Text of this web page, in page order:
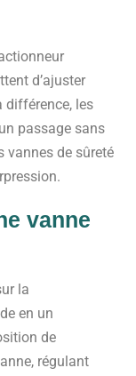
d’ajuster
différence, les
passage sans
vannes de sûreté
vanne
la
en un
de
régulant